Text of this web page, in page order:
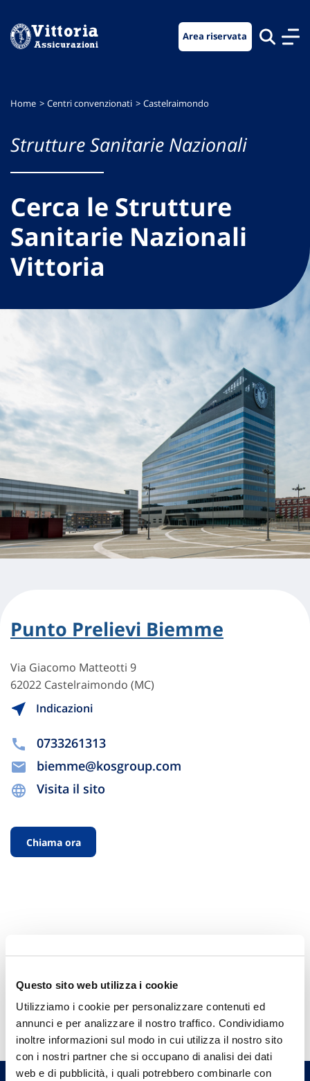
Questo sito web utilizza i cookie
Utilizziamo i cookie per personalizzare contenuti ed
annunci e per analizzare il nostro traffico. Condividiamo
inoltre informazioni sul modo in cui utilizza il nostro sito
con i nostri partner che si occupano di analisi dei dati
web e di pubblicità, i quali potrebbero combinarle con
menu
contenuto
footer
Area riservata
Home Centri convenzionati Castelraimondo
Strutture Sanitarie Nazionali
Cerca le Strutture
Sanitarie Nazionali
Vittoria
Punto Prelievi Biemme
Via Giacomo Matteotti 9
62022 Castelraimondo (MC)
Indicazioni
0733261313
biemme@kosgroup.com
Visita il sito
Chiama ora
Hai bisogno di
informazioni?
Trova l'Agenzia più vicina a te e parla con
un nostro Agente.